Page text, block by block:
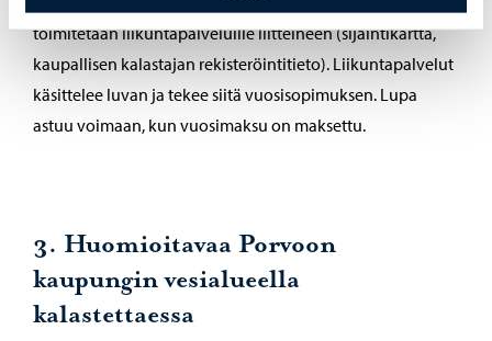
toimitetaan liikuntapalveluille liitteineen (sijaintikartta,
kaupallisen kalastajan rekisteröintitieto). Liikuntapalvelut
käsittelee luvan ja tekee siitä vuosisopimuksen. Lupa
astuu voimaan, kun vuosimaksu on maksettu.
3. Huomioitavaa Porvoon
kaupungin vesialueella
kalastettaessa